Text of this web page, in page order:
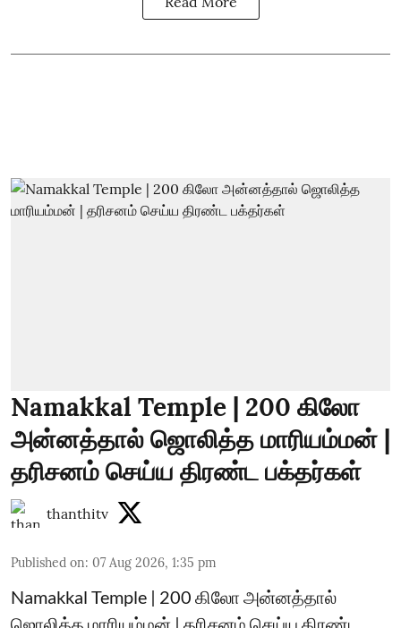
Namakkal Temple | 200 கிலோ
அன்னத்தால் ஜொலித்த மாரியம்மன் |
தரிசனம் செய்ய திரண்ட பக்தர்கள்
thanthitv
Published on: 07 Aug 2026, 1:35 pm
Namakkal Temple | 200 கிலோ அன்னத்தால்
ஜொலித்த மாரியம்மன் | தரிசனம் செய்ய திரண்ட